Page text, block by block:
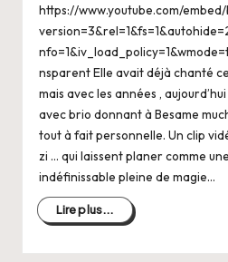
https://www.youtube.com/embed/
nsparent Elle avait déjà chanté
mais avec les années ,
avec brio donnant à Besame
tout à fait personnelle. Un clip
zi … qui laissent planer comme
indéfinissable pleine de magie…
Lire plus...